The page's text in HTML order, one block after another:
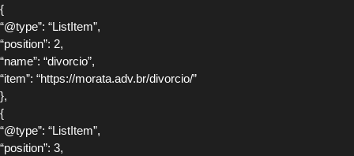
{
“@type”: “ListItem”,
“position”: 2,
“name”: “divorcio”,
“item”: “https://morata.adv.br/divorcio/”
},
{
“@type”: “ListItem”,
“position”: 3,